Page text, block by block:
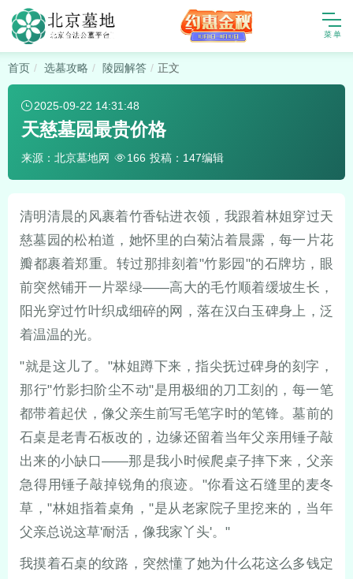
首页 选墓攻略 陵园解答 正文
2025-09-22 14:31:48
天慈墓园最贵价格
来源：北京墓地网 166 投稿：147编辑
清明清晨的风裹着竹香钻进衣领，我跟着林姐穿过天
慈墓园的松柏道，她怀里的白菊沾着晨露，每一片花
瓣都裹着郑重。转过那排刻着"竹影园"的石牌坊，眼
前突然铺开一片翠绿——高大的毛竹顺着缓坡生长，
阳光穿过竹叶织成细碎的网，落在汉白玉碑身上，泛
着温温的光。
"就是这儿了。"林姐蹲下来，指尖抚过碑身的刻字，
那行"竹影扫阶尘不动"是用极细的刀工刻的，每一笔
都带着起伏，像父亲生前写毛笔字时的笔锋。墓前的
石桌是老青石板改的，边缘还留着当年父亲用锤子敲
出来的小缺口——那是我小时候爬桌子摔下来，父亲
急得用锤子敲掉锐角的痕迹。"你看这石缝里的麦冬
草，"林姐指着桌角，"是从老家院子里挖来的，当年
父亲总说这草'耐活，像我家丫头'。"
我摸着石桌的纹路，突然懂了她为什么花这么多钱定